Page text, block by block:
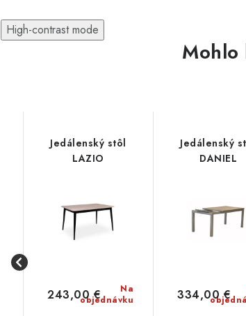
High-contrast mode
Mohlo
Jedálenský stôl
LAZIO
Na
objednávku
243,00 €
Jedálenský
DANIEL
334,00 €